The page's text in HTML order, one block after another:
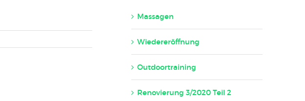
Massagen
Wiedereröffnung
Outdoortraining
Renovierung 3/2020 Teil 2